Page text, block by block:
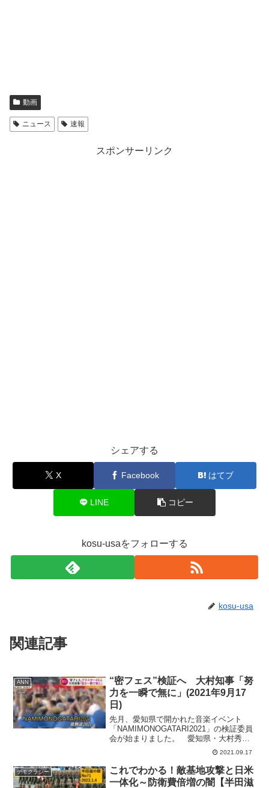
動画
ニュース 速報
スポンサーリンク
シェアする
X Facebook はてブ
LINE コピー
kosu-usaをフォローする
kosu-usa
関連記事
ANN
“密フェス”検証へ 大村知事「努
力を一瞬で無に」(2021年9月17
日)
先月、愛知県で開かれた音楽イベント
「NAMIMONOGATARI2021」の検証委員
会が始まりました。 愛知県・大村秀章
知事：「多くの音楽関係者やファンの努
力を、一瞬にして無にするもので、極め
て遺憾」 密集状態にノーマスク。さら
には酒も提供...
2021.09.17
デモクラシー
これでわかる！敵基地攻撃と日米
一体化～防衛費倍増の闇【半田滋